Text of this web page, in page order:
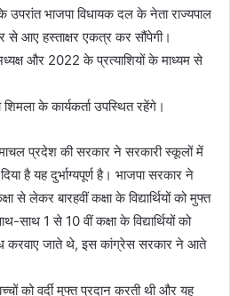
भाजपा विधायक दल के नेता राज्यपाल
से आए हस्ताक्षर एकत्र कर सौंपेगी।
और 2022 के प्रत्याशियों के माध्यम से
के कार्यकर्ता उपस्थित रहेंगे।
प्रदेश की सरकार ने सरकारी स्कूलों में
है यह दुर्भाग्यपूर्ण है। भाजपा सरकार ने
से लेकर बारहवीं कक्षा के विद्यार्थियों को मुफ्त
साथ 1 से 10 वीं कक्षा के विद्यार्थियों को
करवाए जाते थे, इस कांग्रेस सरकार ने आते
को वर्दी मुफ्त प्रदान करती थी और यह